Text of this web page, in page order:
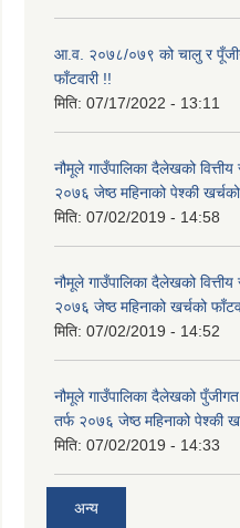
आ.व. २०७८/०७९ को चालु र
फाँटवारी !!
मिति: 07/17/2022 - 13:11
नौमूले गाउँपालिका दैलेखको
२०७६ जेष्ठ महिनाको पेश्की
मिति: 07/02/2019 - 14:58
नौमूले गाउँपालिका दैलेखको
२०७६ जेष्ठ महिनाको खर्चको
मिति: 07/02/2019 - 14:52
नौमूले गाउँपालिका दैलेखको पुँजीगत
तर्फ २०७६ जेष्ठ महिनाको पेश्की
मिति: 07/02/2019 - 14:33
अन्य